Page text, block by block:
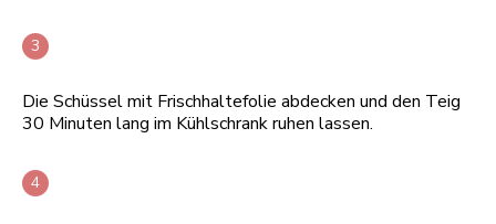
Die Schüssel mit Frischhaltefolie abdecken und den Teig
30 Minuten lang im Kühlschrank ruhen lassen.